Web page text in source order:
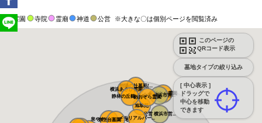
霊園 寺院 霊廟 神道 公営 ※大きな〇は個別ページを閲覧済み
このページの
QRコード表示
墓地タイプの絞り込み
[ 中心表示 ]
ドラッグで
中心を移動
できます
横浜中央霊園
朝陽の杜墓苑(...
旭翠苑
横浜あさひ霊園
泉やすらぎの丘...
静林の丘鶴ヶ峰...
弥生台墓園 横...
公営 横浜市営...
公営 横浜市営...
あおぞら霊園
メモリアルパー...